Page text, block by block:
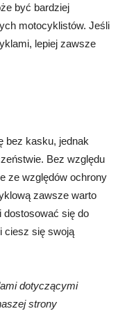
być bardziej
motocyklistów. Jeśli
lepiej zawsze
bez kasku, jednak
Bez względu
ze względów ochrony
zawsze warto
dostosować się do
ciesz się swoją
dotyczącymi
strony